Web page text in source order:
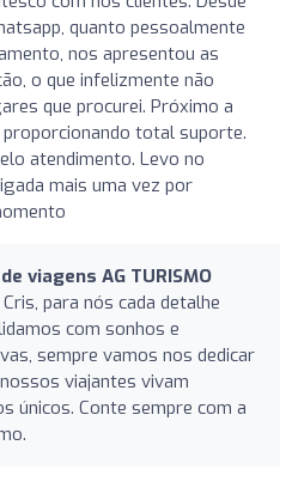
quanto pessoalmente
nos apresentou as
o que infelizmente não
que procurei. Próximo a
total suporte.
atendimento. Levo no
mais uma vez por
viagens AG TURISMO
para nós cada detalhe
com sonhos e
sempre vamos nos dedicar
viajantes vivam
únicos. Conte sempre com a